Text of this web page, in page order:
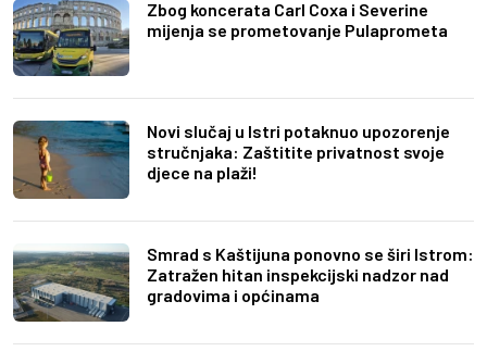
Zbog koncerata Carl Coxa i Severine
mijenja se prometovanje Pulaprometa
Novi slučaj u Istri potaknuo upozorenje
stručnjaka: Zaštitite privatnost svoje
djece na plaži!
Smrad s Kaštijuna ponovno se širi Istrom:
Zatražen hitan inspekcijski nadzor nad
gradovima i općinama